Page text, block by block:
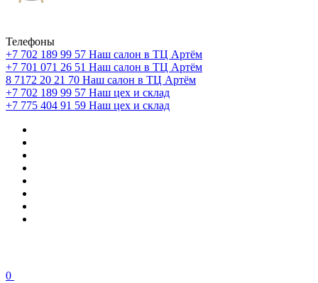
Телефоны
+7 702 189 99 57 Наш салон в ТЦ Артём
+7 701 071 26 51 Наш салон в ТЦ Артём
8 7172 20 21 70 Наш салон в ТЦ Артём
+7 702 189 99 57 Наш цех и склад
+7 775 404 91 59 Наш цех и склад
0